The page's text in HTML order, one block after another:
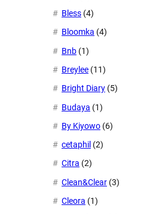
Bless (4)
Bloomka (4)
Bnb (1)
Breylee (11)
Bright Diary (5)
Budaya (1)
By Kiyowo (6)
cetaphil (2)
Citra (2)
Clean&Clear (3)
Cleora (1)